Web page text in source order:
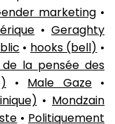
marketing•
•Geraghty
• hooks (bell) •
de la pensée des
• Male Gaze•
• Mondzain
• Politiquement